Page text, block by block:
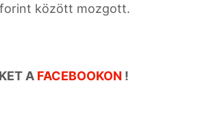
között mozgott.
A FACEBOOKON !